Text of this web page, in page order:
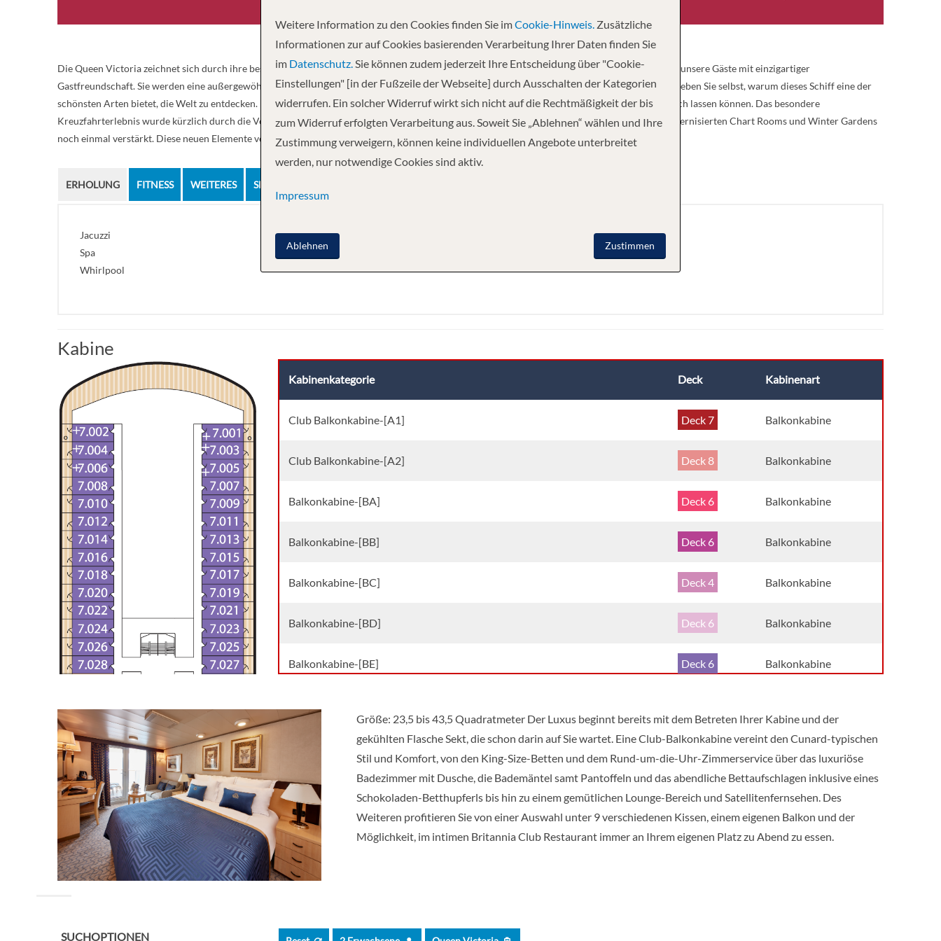
Die Queen Victoria zeichnet sich durch ihre besondere Anziehungskraft aus: Hier verbinden sich Eleganz und ein bemerkenswertes Angebot für unsere Gäste mit einzigartiger
Gastfreundschaft. Sie werden eine außergewöhnliche Art kennenlernen, die Welt zu sehen. Machen Sie eine Reise auf der Queen Victoria und erleben Sie selbst, warum dieses Schiff eine der
schönsten Arten bietet, die Welt zu entdecken. Die einzigartig herzliche Atmosphäre an Bord sorgt dafür, dass Sie den Stress des Alltags hinter sich lassen können. Das besondere
Kreuzfahrterlebnis wurde kürzlich durch die Vergrößerung des Sonnendecks und die Eröffnung des „Britannia Club Restaurants“ sowie des modernisierten Chart Rooms und Winter Gardens
noch einmal verstärkt. Diese neuen Elemente verbinden sich perfekt zum idealen Ort für Ihren Urlaub.
ERHOLUNG FITNESS WEITERES SPEISEN UND GETRÄNKE
Jacuzzi
Spa
Whirlpool
Kabine
Kabinenkategorie Deck Kabinenart
Club Balkonkabine-[A1] Deck 7 Balkonkabine
Club Balkonkabine-[A2] Deck 8 Balkonkabine
Balkonkabine-[BA] Deck 6 Balkonkabine
Balkonkabine-[BB] Deck 6 Balkonkabine
Balkonkabine-[BC] Deck 4 Balkonkabine
Balkonkabine-[BD] Deck 6 Balkonkabine
Balkonkabine-[BE] Deck 6 Balkonkabine
Balkonkabine – Aussicht eingeschränkt-[CA] Deck 5 Balkonkabine
Balkonkabine – Aussicht eingeschränkt-[CB] Deck 5 Balkonkabine
Meerblickkabine-[EB] Deck 1 Aussenkabine
Meerblickkabine-[EC]
Größe: 23,5 bis 43,5 Quadratmeter Der Luxus beginnt bereits mit dem Betreten Ihrer Kabine und der
gekühlten Flasche Sekt, die schon darin auf Sie wartet. Eine Club-Balkonkabine vereint den Cunard-typischen
Stil und Komfort, von den King-Size-Betten und dem Rund-um-die-Uhr-Zimmerservice über das luxuriöse
Badezimmer mit Dusche, die Bademäntel samt Pantoffeln und das abendliche Bettaufschlagen inklusive eines
Schokoladen-Betthupferls bis hin zu einem gemütlichen Lounge-Bereich und Satellitenfernsehen. Des
Weiteren profitieren Sie von einer Auswahl unter 9 verschiedenen Kissen, einem eigenen Balkon und der
Möglichkeit, im intimen Britannia Club Restaurant immer an Ihrem eigenen Platz zu Abend zu essen.
SUCHOPTIONEN
Weitere Information zu den Cookies finden Sie imCookie-Hinweis. Zusätzliche
Informationen zur auf Cookies basierenden Verarbeitung Ihrer Daten finden Sie
im Datenschutz.Sie können zudem jederzeit Ihre Entscheidung über "Cookie-
Einstellungen" [in der Fußzeile der Webseite] durch Ausschalten der Kategorien
widerrufen. Ein solcher Widerruf wirkt sich nicht auf die Rechtmäßigkeit der bis
zum Widerruf erfolgten Verarbeitung aus. Soweit Sie „Ablehnen“ wählen und Ihre
Zustimmung verweigern, können keine individuellen Angebote unterbreitet
werden, nur notwendige Cookies sind aktiv.
Impressum
Zustimmen
Ablehnen